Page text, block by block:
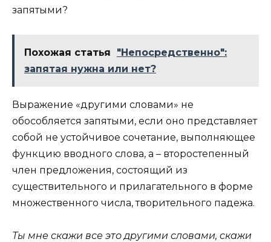
запятыми?
Похожая статья
"Непосредственно":
запятая нужна или нет?
Выражение «другими словами» не
обособляется запятыми, если оно представляет
собой не устойчивое сочетание, выполняющее
функцию вводного слова, а – второстепенный
член предложения, состоящий из
существительного и прилагательного в форме
множественного числа, творительного падежа.
Ты мне скажи все это другими словами, скажи